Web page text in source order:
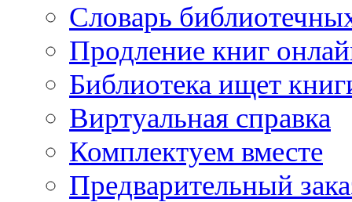
Словарь
Продление книг
Библиотека ищет
Виртуальная справка
Комплектуем вместе
Предварительный